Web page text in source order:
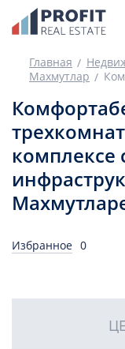
Главная
Махмутлар
комплексе
Избранное 0